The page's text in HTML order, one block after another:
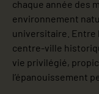
chaque année des
environnement
universitaire. Entre
centre-ville
vie privilégié,
l’épanouissement